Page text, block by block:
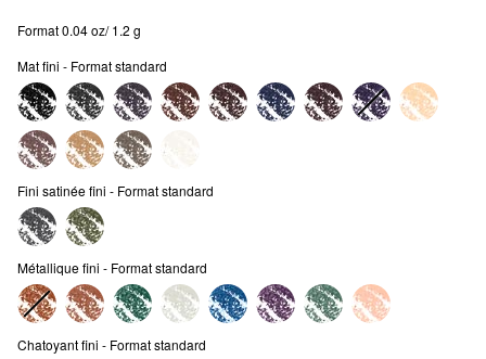
Format 0.04 oz/ 1.2 g
Mat fini - Format standard
Fini satinée fini - Format standard
Métallique fini - Format standard
Chatoyant fini - Format standard